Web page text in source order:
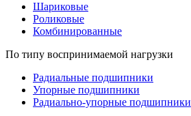
Шариковые
Роликовые
Комбинированные
По типу воспринимаемой нагрузки
Радиальные подшипники
Упорные подшипники
Радиально-упорные подшипники